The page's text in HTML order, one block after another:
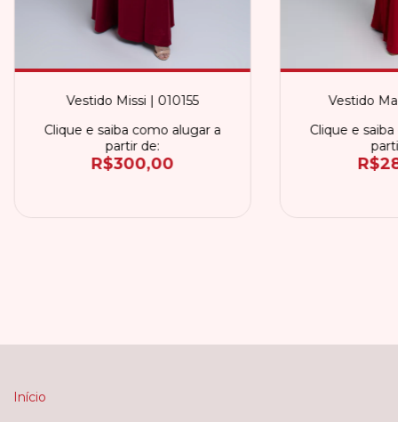
Vestido Missi | 010155
Clique e saiba como alugar a
partir de:
R$300,00
Vestido
Clique e
Início